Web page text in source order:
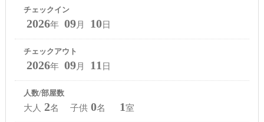
チェックイン
2026年 09月 10日
チェックアウト
2026年 09月 11 日
人数/部屋数
大人 2名 子供 0名 1室